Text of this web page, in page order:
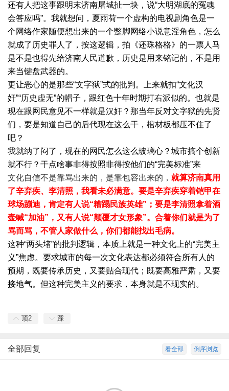
还有人把这事跟明末济南屠城扯一块，说“大明湖底的冤魂
会答应吗”。我就想问，夏雨荷一个虚构的电视剧角色是一
个网络作家随便想出来的一个蹩脚网络小说意淫角色，怎么
就成了历史罪人了，按这逻辑，拍《还珠格格》的一票人马
是不是也得先给济南人民道歉，历史是用来铭记的，不是用
来当键盘武器的。
更让恶心的是那些“文字狱”式的批判。上来就扣“文化汉
奸”“历史虚无”的帽子，跟红色十年时期打右派似的。也就是
现在跟网民意见不一样就是汉奸？那当年反对文字狱的先贤
们，要是知道自己的后代现在这么干，棺材板都压不住了
吧？
我就纳了闷了，现在的网民怎么这么玻璃心？城市搞个创新
就不行？干点啥事非得按照非得按他们的“完美标准”来
文化自信不是靠骂出来的，是靠包容出来的， 就算济南真用
了辛弃疾、李清照，我看未必满意。要是辛弃疾穿着铠甲在
球场蹦迪，肯定有人说“糟蹋民族英雄”；要是李清照拿着酒
壶喊“加油”，又有人说“颠覆才女形象”。合着你们就是为了
骂而骂，不管人家做什么，你们都能找出毛病。
这种“两头堵”的批判逻辑，本质上就是一种文化上的“完美主
义”焦虑。要求城市的每一次文化表达都必须符合所有人的
预期，既要传承历史，又要贴合现代；既要高雅严肃，又要
接地气。但这种完美主义的要求，本身就是不现实的。
顶2 踩
倒序浏览
看全部
全部回复